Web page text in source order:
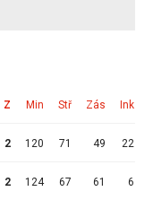
Z Min Stř Zás Ink
2 120 71 49 22
2 124 67 61 6